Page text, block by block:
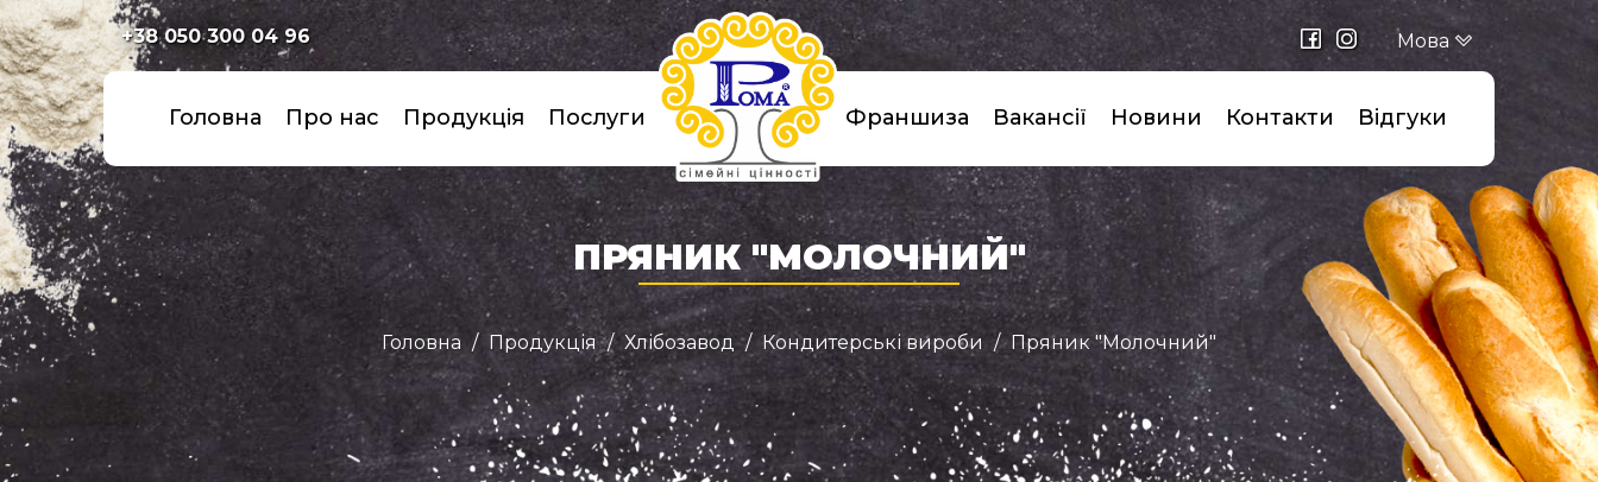
+38 050 300 04 96 Мова
Головна Про нас Продукція Послуги Франшиза Вакансії Новини Контакти Відгуки
ПРЯНИК "МОЛОЧНИЙ"
Головна Продукція Хлібозавод Кондитерські вироби Пряник "Молочний"